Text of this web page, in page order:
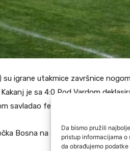
Da bismo pružili
pristup informacijama
da obrađujemo
su igrane utakmice završnice
je sa 4:0 Pod Vardom
savladao federalnog prvoligaša
Bosna na svom je terenu sa 1:2